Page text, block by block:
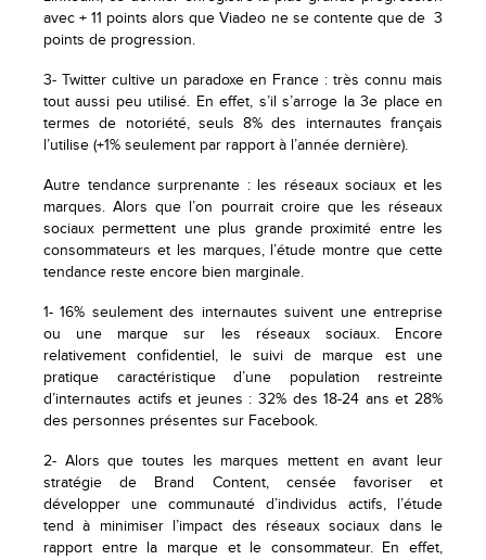
avec + 11 points alors que Viadeo ne se contente que de 3
points de progression.
3- Twitter cultive un paradoxe en France : très connu mais
tout aussi peu utilisé. En effet, s’il s’arroge la 3e place en
termes de notoriété, seuls 8% des internautes français
l’utilise (+1% seulement par rapport à l’année dernière).
Autre tendance surprenante : les réseaux sociaux et les
marques. Alors que l’on pourrait croire que les réseaux
sociaux permettent une plus grande proximité entre les
consommateurs et les marques, l’étude montre que cette
tendance reste encore bien marginale.
1- 16% seulement des internautes suivent une entreprise
ou une marque sur les réseaux sociaux. Encore
relativement confidentiel, le suivi de marque est une
pratique caractéristique d’une population restreinte
d’internautes actifs et jeunes : 32% des 18-24 ans et 28%
des personnes présentes sur Facebook.
2- Alors que toutes les marques mettent en avant leur
stratégie de Brand Content, censée favoriser et
développer une communauté d’individus actifs, l’étude
tend à minimiser l’impact des réseaux sociaux dans le
rapport entre la marque et le consommateur. En effet,